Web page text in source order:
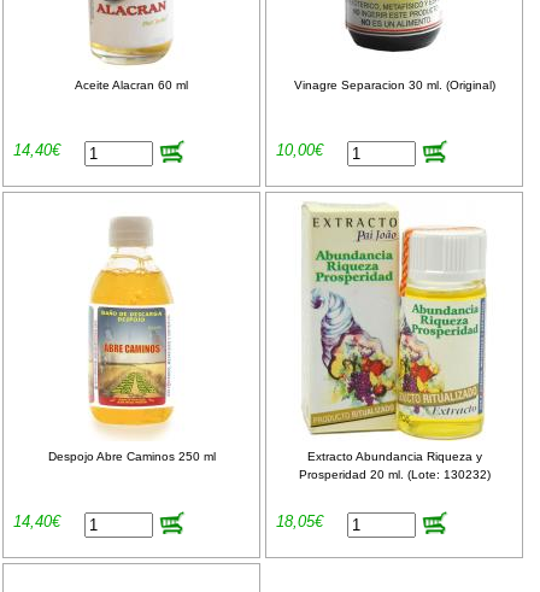
Aceite Alacran 60 ml
14,40€
Vinagre Separacion 30 ml. (Original)
10,00€
Despojo Abre Caminos 250 ml
14,40€
Extracto Abundancia Riqueza y
Prosperidad 20 ml. (Lote: 130232)
18,05€